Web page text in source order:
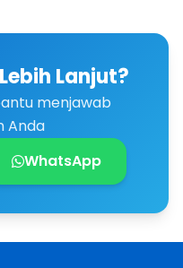
Lanjut?
menjawab
Anda
WhatsApp